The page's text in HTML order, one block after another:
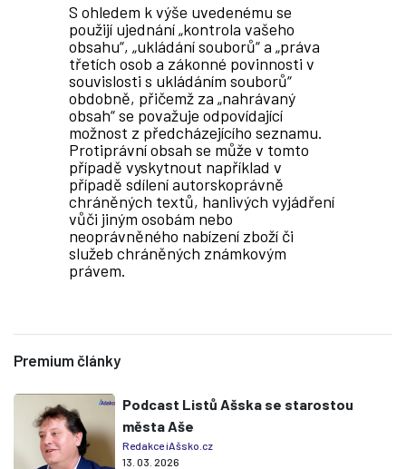
S ohledem k výše uvedenému se
použijí ujednání „kontrola vašeho
obsahu“, „ukládání souborů“ a „práva
třetích osob a zákonné povinnosti v
souvislosti s ukládáním souborů“
obdobně, přičemž za „nahrávaný
obsah“ se považuje odpovídající
možnost z předcházejícího seznamu.
Protiprávní obsah se může v tomto
případě vyskytnout například v
případě sdílení autorskoprávně
chráněných textů, hanlivých vyjádření
vůči jiným osobám nebo
neoprávněného nabízení zboží či
služeb chráněných známkovým
právem.
Premium články
Podcast Listů Ašska se starostou
města Aše
Redakce iAšsko.cz
13. 03. 2026